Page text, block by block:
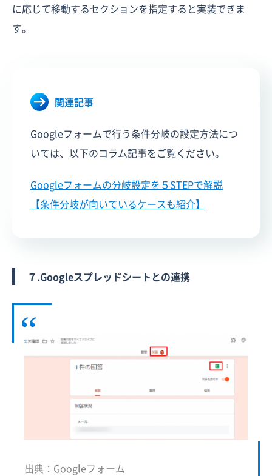
に応じて移動するセクションを指定すると実装できま
す。
関連記事
Googleフォームで行う条件分岐の設定方法につ
いては、以下のコラム記事をご覧ください。
Googleフォームの分岐設定を５STEPで解説
【条件分岐が向いているケースも紹介】
７.Googleスプレッドシートとの連携
出典：Googleフォーム